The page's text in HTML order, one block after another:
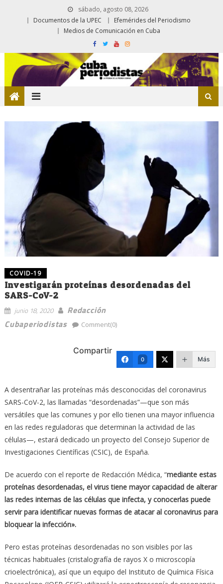
sábado, agosto 08, 2026
Documentos de la UPEC
Efemérides del Periodismo
Medios de Comunicación en Cuba
COVID-19
Investigarán proteínas desordenadas del
SARS-CoV-2
junio 18, 2020
Redacción
Cubaperiodistas
Comment(0)
Compartir
0 Más
A desentrañar las proteínas más desconocidas del coronavirus
SARS-CoV-2, las llamadas “desordenadas”—que son más
versátiles que las comunes y por ello tienen una mayor influencia
en las redes reguladoras que determinan la actividad de las
células—, estará dedicado un proyecto del Consejo Superior de
Investigaciones Científicas (CSIC), de España.
De acuerdo con el reporte de Redacción Médica, “mediante estas
proteínas desordenadas, el virus tiene mayor capacidad de alterar
las redes internas de las células que infecta, y conocerlas puede
servir para identificar nuevas formas de atacar al coronavirus para
bloquear la infección».
Pero estas proteínas desordenadas no son visibles por las
técnicas habituales (cristalografía de rayos X o microscopía
crioelectrónica), así que un equipo del Instituto de Química Física